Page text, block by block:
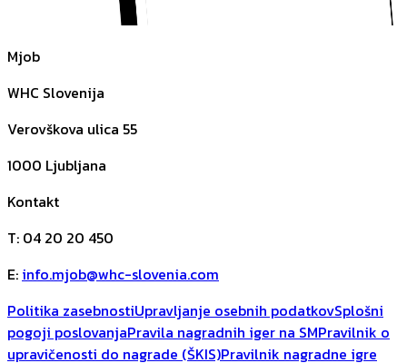
Mjob
WHC Slovenija
Verovškova ulica 55
1000 Ljubljana
Kontakt
T: 04 20 20 450
E: info.mjob@whc-slovenia.com
Politika zasebnostiUpravljanje osebnih podatkovSplošni
pogoji poslovanjaPravila nagradnih iger na SMPravilnik o
upravičenosti do nagrade (ŠKIS)Pravilnik nagradne igre